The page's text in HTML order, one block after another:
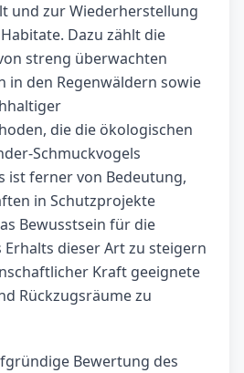
und zur Wiederherstellung
Dazu zählt die
streng überwachten
in den Regenwäldern sowie
die die ökologischen
Schmuckvogels
ist ferner von Bedeutung,
in Schutzprojekte
Bewusstsein für die
dieser Art zu steigern
Kraft geeignete
Rückzugsräume zu
Bewertung des